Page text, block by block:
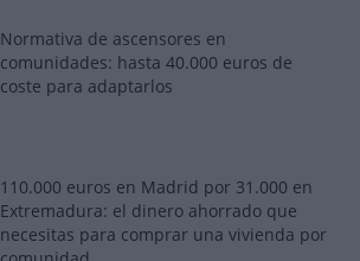
Normativa de ascensores en
comunidades: hasta 40.000 euros de
coste para adaptarlos
110.000 euros en Madrid por 31.000 en
Extremadura: el dinero ahorrado que
necesitas para comprar una vivienda por